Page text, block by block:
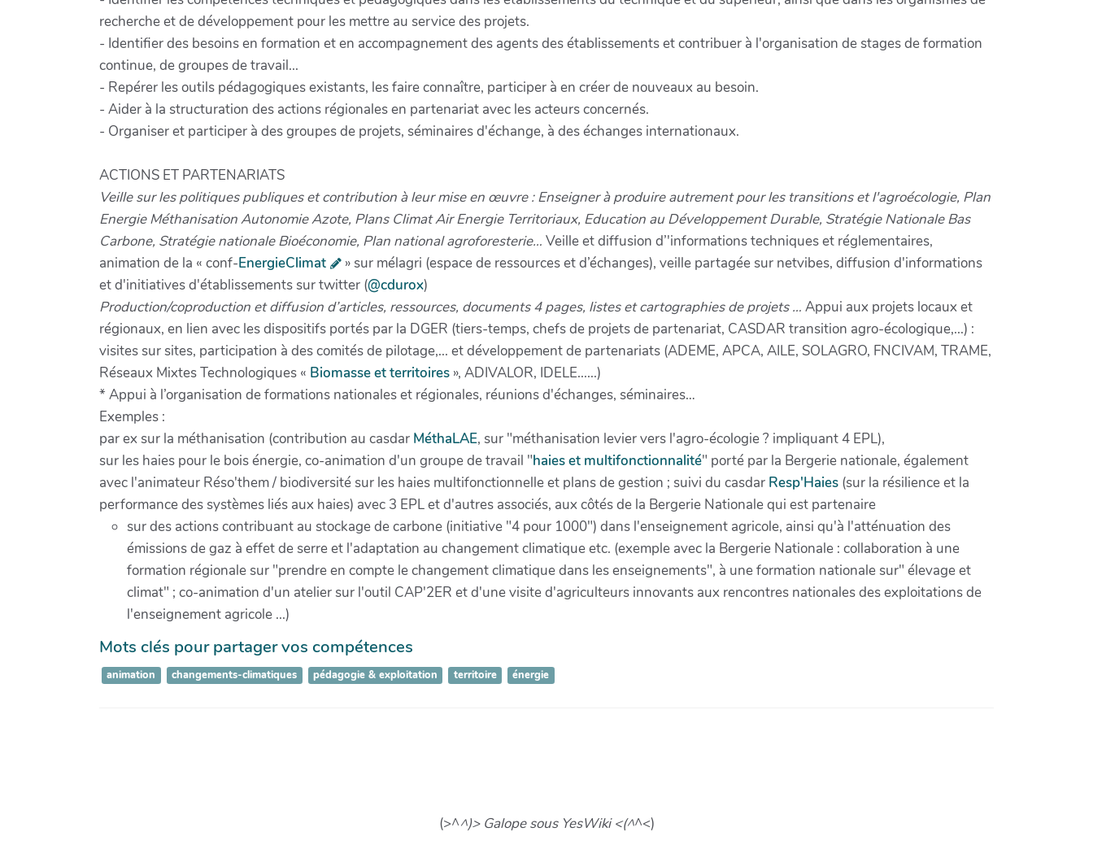
recherche et de développement pour les mettre au service des projets.
- Identifier des besoins en formation et en accompagnement des agents des établissements et contribuer à l'organisation de stages de formation
continue, de groupes de travail...
- Repérer les outils pédagogiques existants, les faire connaître, participer à en créer de nouveaux au besoin.
- Aider à la structuration des actions régionales en partenariat avec les acteurs concernés.
- Organiser et participer à des groupes de projets, séminaires d'échange, à des échanges internationaux.
ACTIONS ET PARTENARIATS
Veille sur les politiques publiques et contribution à leur mise en œuvre : Enseigner à produire autrement pour les transitions et l'agroécologie, Plan
Energie Méthanisation Autonomie Azote, Plans Climat Air Energie Territoriaux, Education au Développement Durable, Stratégie Nationale Bas
Carbone, Stratégie nationale Bioéconomie, Plan national agroforesterie… Veille et diffusion d’'informations techniques et réglementaires,
animation de la « conf-EnergieClimat
» sur mélagri (espace de ressources et d’échanges), veille partagée sur netvibes, diffusion d'informations
et d'initiatives d'établissements sur twitter (@cdurox)
Production/coproduction et diffusion d’articles, ressources, documents 4 pages, listes et cartographies de projets … Appui aux projets locaux et
régionaux, en lien avec les dispositifs portés par la DGER (tiers-temps, chefs de projets de partenariat, CASDAR transition agro-écologique,...) :
visites sur sites, participation à des comités de pilotage,... et développement de partenariats (ADEME, APCA, AILE, SOLAGRO, FNCIVAM, TRAME,
Réseaux Mixtes Technologiques « Biomasse et territoires », ADIVALOR, IDELE......)
* Appui à l’organisation de formations nationales et régionales, réunions d'échanges, séminaires…
Exemples :
par ex sur la méthanisation (contribution au casdar MéthaLAE, sur "méthanisation levier vers l'agro-écologie ? impliquant 4 EPL),
sur les haies pour le bois énergie, co-animation d'un groupe de travail "haies et multifonctionnalité" porté par la Bergerie nationale, également
avec l'animateur Réso'them / biodiversité sur les haies multifonctionnelle et plans de gestion ; suivi du casdar Resp'Haies (sur la résilience et la
performance des systèmes liés aux haies) avec 3 EPL et d'autres associés, aux côtés de la Bergerie Nationale qui est partenaire
sur des actions contribuant au stockage de carbone (initiative "4 pour 1000") dans l'enseignement agricole, ainsi qu'à l'atténuation des
émissions de gaz à effet de serre et l'adaptation au changement climatique etc. (exemple avec la Bergerie Nationale : collaboration à une
formation régionale sur "prendre en compte le changement climatique dans les enseignements", à une formation nationale sur" élevage et
climat" ; co-animation d'un atelier sur l'outil CAP'2ER et d'une visite d'agriculteurs innovants aux rencontres nationales des exploitations de
l'enseignement agricole ...)
Mots clés pour partager vos compétences
animation changements-climatiques pédagogie & exploitation territoire énergie
(>^^)> Galope sous YesWiki <(^^<)